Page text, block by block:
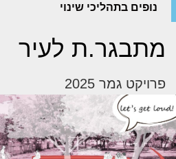
נופים בתהליכי שינוי
מתבגר.ת לעיר
פרויקט גמר 2025